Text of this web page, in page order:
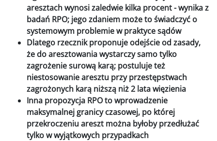
aresztach wynosi zaledwie kilka procent - wynika z
badań RPO; jego zdaniem może to świadczyć o
systemowym problemie w praktyce sądów
Dlatego rzecznik proponuje odejście od zasady,
że do aresztowania wystarczy samo tylko
zagrożenie surową karą; postuluje też
niestosowanie aresztu przy przestępstwach
zagrożonych karą niższą niż 2 lata więzienia
Inna propozycja RPO to wprowadzenie
maksymalnej granicy czasowej, po której
przekroczeniu areszt można byłoby przedłużać
tylko w wyjątkowych przypadkach